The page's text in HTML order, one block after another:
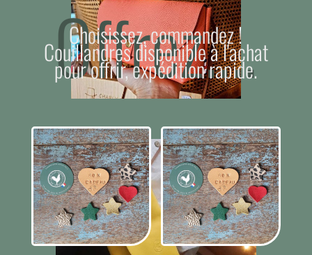
Offrez....
Choisissez, commandez !
Couillandres disponible à l'achat
pour offrir, expédition rapide.